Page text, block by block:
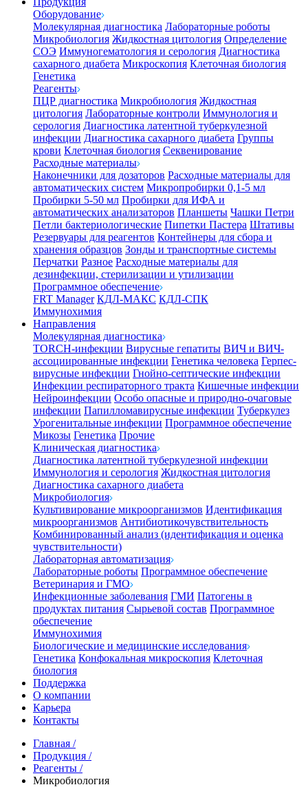
Оборудование
Молекулярная диагностика Лабораторные роботы
Микробиология Жидкостная цитология Определение
СОЭ Иммуногематология и серология Диагностика
сахарного диабета Микроскопия Клеточная биология
Генетика
Реагенты
ПЦР диагностика Микробиология Жидкостная
цитология Лабораторные контроли Иммунология и
серология Диагностика латентной туберкулезной
инфекции Диагностика сахарного диабета Группы
крови Клеточная биология Секвенирование
Расходные материалы
Наконечники для дозаторов Расходные материалы для
автоматических систем Микропробирки 0,1-5 мл
Пробирки 5-50 мл Пробирки для ИФА и
автоматических анализаторов Планшеты Чашки Петри
Петли бактериологические Пипетки Пастера Штативы
Резервуары для реагентов Контейнеры для сбора и
хранения образцов Зонды и транспортные системы
Перчатки Разное Расходные материалы для
дезинфекции, стерилизации и утилизации
Программное обеспечение
FRT Manager КДЛ-МАКС КДЛ-СПК
Иммунохимия
Направления
Молекулярная диагностика
TORCH-инфекции Вирусные гепатиты ВИЧ и ВИЧ-
ассоциированные инфекции Генетика человека Герпес-
вирусные инфекции Гнойно-септические инфекции
Инфекции респираторного тракта Кишечные инфекции
Нейроинфекции Особо опасные и природно-очаговые
инфекции Папилломавирусные инфекции Туберкулез
Урогенитальные инфекции Программное обеспечение
Микозы Генетика Прочие
Клиническая диагностика
Диагностика латентной туберкулезной инфекции
Иммунология и серология Жидкостная цитология
Диагностика сахарного диабета
Микробиология
Культивирование микроорганизмов Идентификация
микроорганизмов Антибиотикочувствительность
Комбинированный анализ (идентификация и оценка
чувствительности)
Лабораторная автоматизация
Лабораторные роботы Программное обеспечение
Ветеринария и ГМО
Инфекционные заболевания ГМИ Патогены в
продуктах питания Сырьевой состав Программное
обеспечение
Иммунохимия
Биологические и медицинские исследования
Генетика Конфокальная микроскопия Клеточная
биология
Поддержка
О компании
Карьера
Контакты
Главная /
Продукция /
Реагенты /
Микробиология